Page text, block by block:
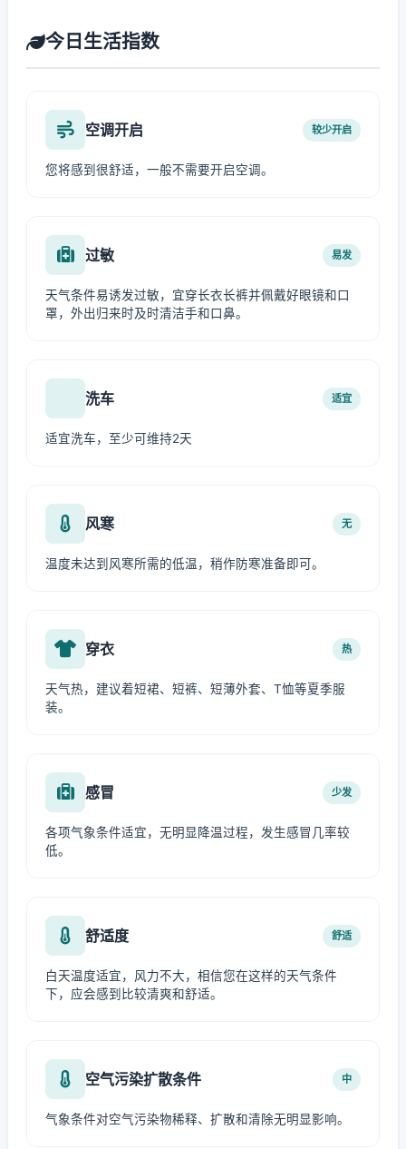
今日生活指数
空调开启 较少开启
您将感到很舒适，一般不需要开启空调。
过敏 易发
天气条件易诱发过敏，宜穿长衣长裤并佩戴好眼镜和口
罩，外出归来时及时清洁手和口鼻。
洗车 适宜
适宜洗车，至少可维持2天
风寒 无
温度未达到风寒所需的低温，稍作防寒准备即可。
穿衣 热
天气热，建议着短裙、短裤、短薄外套、T恤等夏季服
装。
感冒 少发
各项气象条件适宜，无明显降温过程，发生感冒几率较
低。
舒适度 舒适
白天温度适宜，风力不大，相信您在这样的天气条件
下，应会感到比较清爽和舒适。
空气污染扩散条件 中
气象条件对空气污染物稀释、扩散和清除无明显影响。